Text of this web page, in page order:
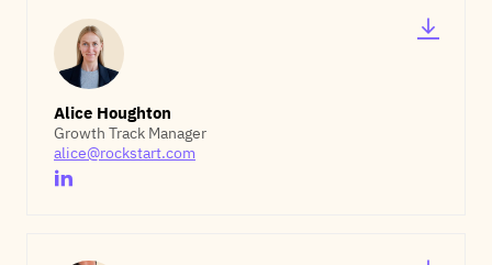
Alice Houghton
Growth Track Manager
alice@rockstart.com